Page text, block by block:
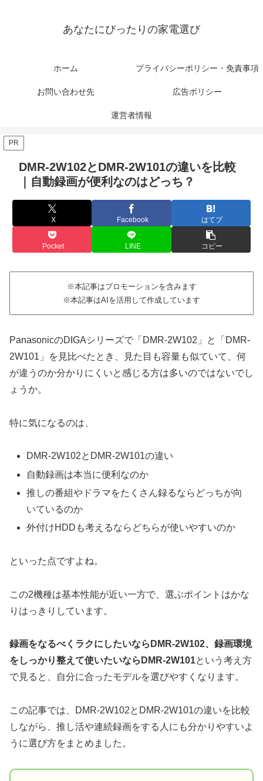
あなたにぴったりの家電選び
ホーム プライバシーポリシー・免責事項
お問い合わせ先 広告ポリシー
運営者情報
PR
DMR-2W102とDMR-2W101の違いを比較
｜自動録画が便利なのはどっち？
X Facebook はてブ
Pocket LINE コピー
※本記事はプロモーションを含みます
※本記事はAIを活用して作成しています
PanasonicのDIGAシリーズで「DMR-2W102」と「DMR-
2W101」を見比べたとき、見た目も容量も似ていて、何
が違うのか分かりにくいと感じる方は多いのではないでし
ょうか。
特に気になるのは、
DMR-2W102とDMR-2W101の違い
自動録画は本当に便利なのか
推しの番組やドラマをたくさん録るならどっちが向
いているのか
外付けHDDも考えるならどちらが使いやすいのか
といった点ですよね。
この2機種は基本性能が近い一方で、選ぶポイントはかな
りはっきりしています。
録画をなるべくラクにしたいならDMR-2W102、録画環境
をしっかり整えて使いたいならDMR-2W101という考え方
で見ると、自分に合ったモデルを選びやすくなります。
この記事では、DMR-2W102とDMR-2W101の違いを比較
しながら、推し活や連続録画をする人にも分かりやすいよ
うに選び方をまとめました。